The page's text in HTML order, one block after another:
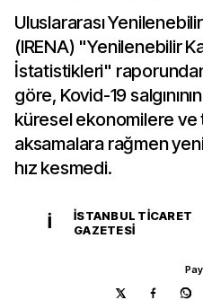
Uluslararası
(IRENA) "Yenilenebilir
İstatistikleri"
göre, Kovid-19
küresel ekonomilere
aksamalara rağmen
hız kesmedi.
İ
İSTANBUL TICARET
GAZETESI